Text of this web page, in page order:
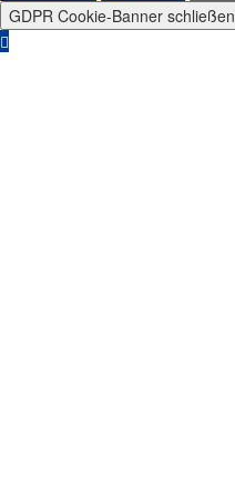
GDPR Cookie-Banner schließen